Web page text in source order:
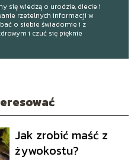
się wiedzą o urodzie, diecie i
rzetelnych informacji w
o siebie świadomie i z
i czuć się pięknie
Jak zrobić maść z
żywokostu?